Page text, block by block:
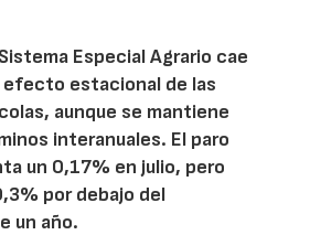
Especial Agrario cae
efecto estacional de las
aunque se mantiene
interanuales. El paro
un 0,17% en julio, pero
por debajo del
un año.